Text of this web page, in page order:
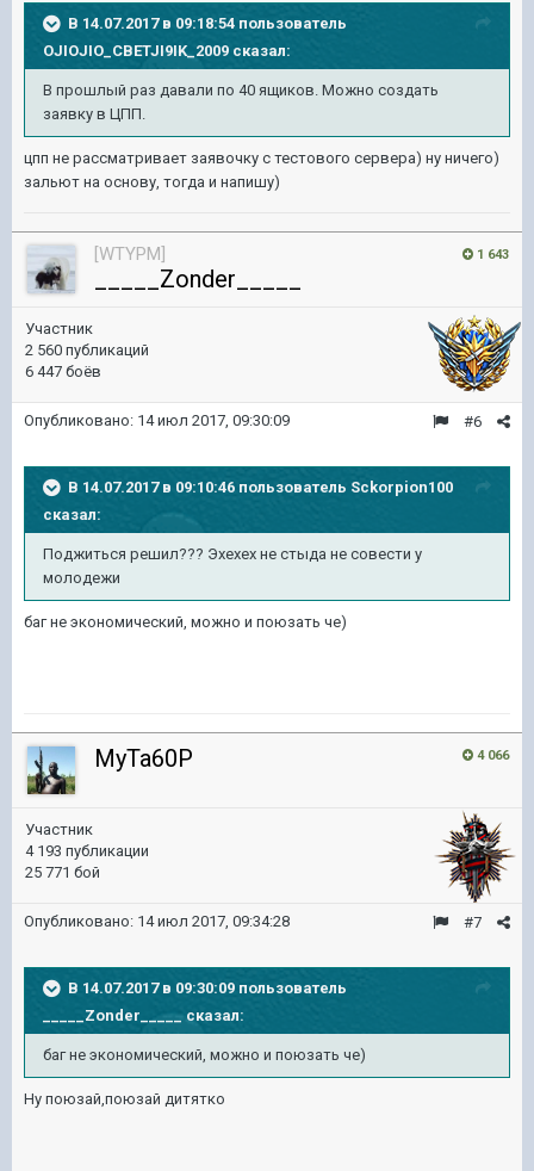
В 14.07.2017 в 09:18:54 пользователь
OJIOJIO_CBETJI9IK_2009 сказал:
В прошлый раз давали по 40 ящиков. Можно создать
заявку в ЦПП.
цпп не рассматривает заявочку с тестового сервера) ну ничего)
зальют на основу, тогда и напишу)
1 643
[WTYPM]
_____Zonder_____
Участник
2 560 публикаций
6 447 боёв
#6
Опубликовано: 14 июл 2017, 09:30:09
В 14.07.2017 в 09:10:46 пользователь Sckorpion100
сказал:
Поджиться решил??? Эхехех не стыда не совести у
молодежи
баг не экономический, можно и поюзать че)
4 066
MyTa60P
Участник
4 193 публикации
25 771 бой
#7
Опубликовано: 14 июл 2017, 09:34:28
В 14.07.2017 в 09:30:09 пользователь
_____Zonder_____ сказал:
баг не экономический, можно и поюзать че)
Ну поюзай,поюзай дитятко